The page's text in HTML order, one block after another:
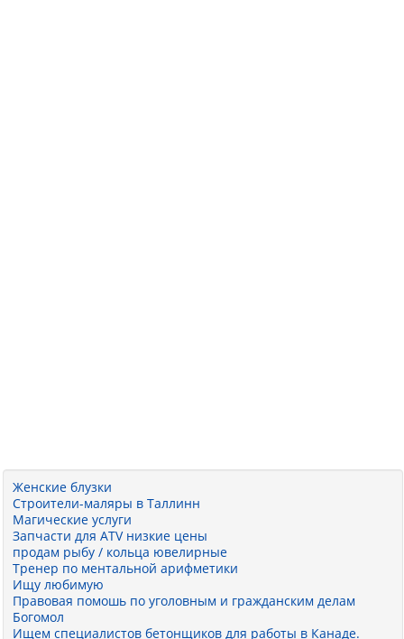
Женские блузки
Строители-маляры в Таллинн
Магические услуги
Запчасти для ATV низкие цены
продам рыбу / кольца ювелирные
Тренер по ментальной арифметики
Ищу любимую
Правовая помошь по уголовным и гражданским делам
Богомол
Ищем специалистов бетонщиков для работы в Канаде.